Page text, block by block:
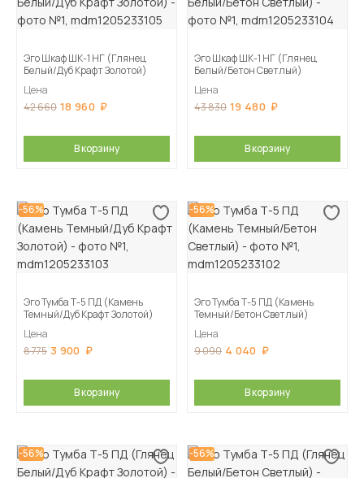
Эго Шкаф ШК-1 НГ (Глянец
Белый/Дуб Крафт Золотой)
Цена
42 660 18 960
В корзину
Эго Шкаф ШК-1 НГ (Глянец
Белый/Бетон Светлый)
Цена
43 830 19 480
В корзину
-56%
Эго Тумба Т-5 ПД (Камень
Темный/Дуб Крафт Золотой)
Цена
8 775 3 900
В корзину
-56%
Эго Тумба Т-5 ПД (Камень
Темный/Бетон Светлый)
Цена
9 090 4 040
В корзину
-56% -56%